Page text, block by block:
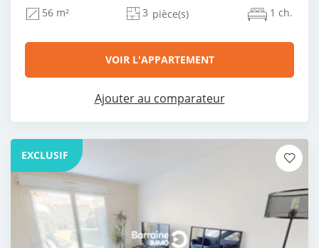
56 m² 3 pièce(s) 1 ch.
VOIR L'APPARTEMENT
Ajouter au comparateur
EXCLUSIF